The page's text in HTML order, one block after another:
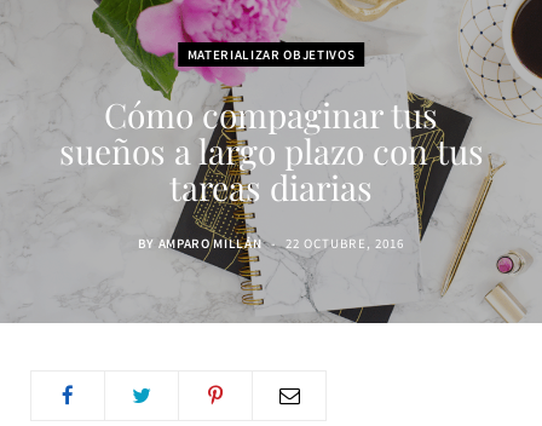
m
MATERIALIZAR OBJETIVOS
Cómo compaginar tus
sueños a largo plazo con tus
tareas diarias
BY AMPARO MILLÁN 22 OCTUBRE, 2016